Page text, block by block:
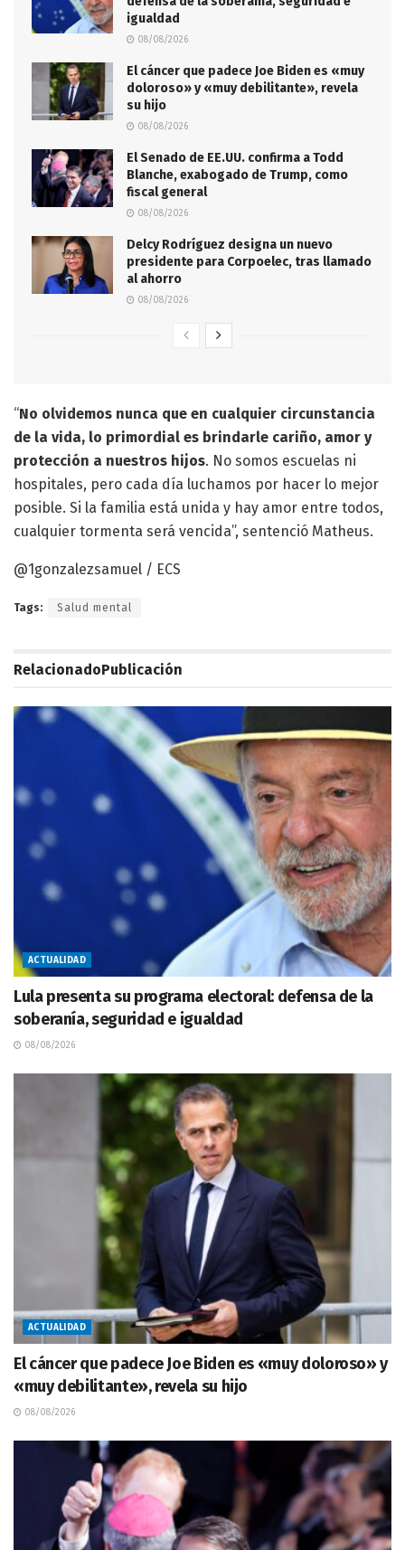
igualdad
08/08/2026
El cáncer que padece Joe Biden es «muy
doloroso» y «muy debilitante», revela
su hijo
08/08/2026
El Senado de EE.UU. confirma a Todd
Blanche, exabogado de Trump, como
fiscal general
08/08/2026
Delcy Rodríguez designa un nuevo
presidente para Corpoelec, tras llamado
al ahorro
08/08/2026
“No olvidemos nunca que en cualquier circunstancia
de la vida, lo primordial es brindarle cariño, amor y
protección a nuestros hijos. No somos escuelas ni
hospitales, pero cada día luchamos por hacer lo mejor
posible. Si la familia está unida y hay amor entre todos,
cualquier tormenta será vencida”, sentenció Matheus.
@1gonzalezsamuel / ECS
Tags: Salud mental
RelacionadoPublicación
ACTUALIDAD
Lula presenta su programa electoral: defensa de la
soberanía, seguridad e igualdad
08/08/2026
ACTUALIDAD
El cáncer que padece Joe Biden es «muy doloroso» y
«muy debilitante», revela su hijo
08/08/2026